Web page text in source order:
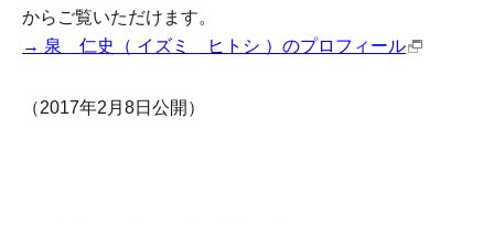
からご覧いただけます。
→ 泉 仁史（ イズミ ヒトシ ）のプロフィール
（2017年2月8日公開）